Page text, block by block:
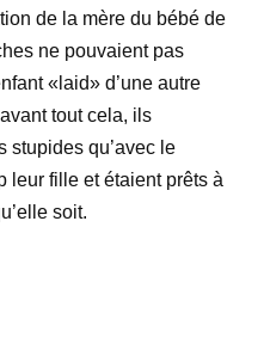
de la mère du bébé de
ne pouvaient pas
«laid» d’une autre
tout cela, ils
stupides qu’avec le
leur fille et étaient prêts à
soit.